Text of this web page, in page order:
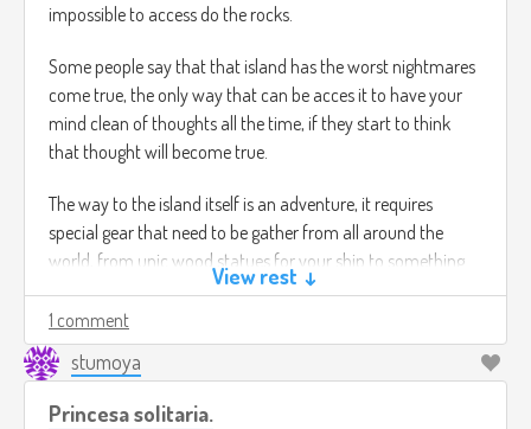
impossible to access do the rocks.
Some people say that that island has the worst nightmares
come true, the only way that can be acces it to have your
mind clean of thoughts all the time, if they start to think
that thought will become true.
The way to the island itself is an adventure, it requires
special gear that need to be gather from all around the
world, from unic wood statues for your ship to something
so simple as nails for the ship.
the captain, Jeff it the one in charged to make this
adventure possible, but there's a catch you need to gather
View rest ↓
1 comment
stumoya
Princesa solitaria.